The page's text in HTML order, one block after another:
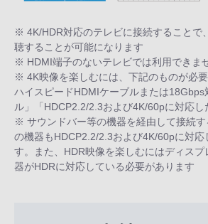
※ 4K/HDR対応のテレビに接続することで
聴することが可能になります
※ HDMI端子のないテレビでは利用できま
※ 4K映像を楽しむには、下記のものが必
ハイスピードHDMIケーブルまたは18Gbps
ル」「HDCP2.2/2.3および4K/60pに対応し
※ サウンドバー等の機器を経由して接続す
の機器もHDCP2.2/2.3および4K/60pに対応
す。また、HDR映像を楽しむにはディス
器がHDRに対応している必要があります